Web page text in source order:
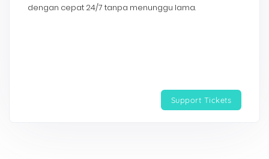
dengan cepat 24/7 tanpa menunggu lama.
Support Tickets